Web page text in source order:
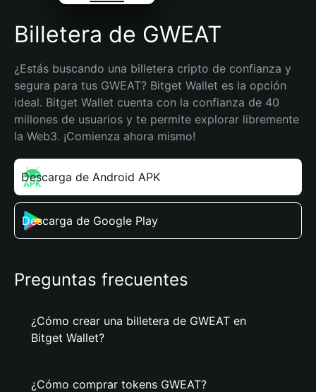
Billetera de GWEAT
¿Estás buscando una billetera cripto de confianza y
segura para tus GWEAT? Bitget Wallet es la opción
ideal. Bitget Wallet cuenta con la confianza de 40
millones de usuarios y te permite explorar libremente
la Web3. ¡Comienza ahora mismo!
Descarga de Android APK
Descarga de Google Play
Preguntas frecuentes
¿Cómo crear una billetera de GWEAT en
Bitget Wallet?
¿Cómo comprar tokens GWEAT?